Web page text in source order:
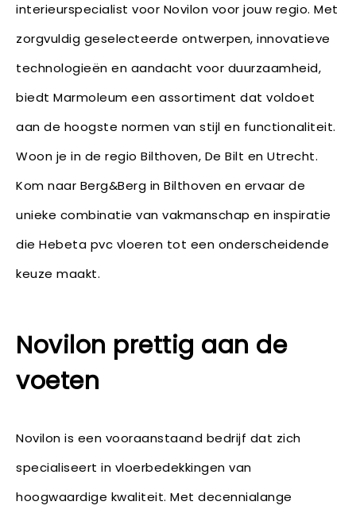
interieurspecialist voor Novilon voor jouw regio. Met
zorgvuldig geselecteerde ontwerpen, innovatieve
technologieën en aandacht voor duurzaamheid,
biedt Marmoleum een assortiment dat voldoet
aan de hoogste normen van stijl en functionaliteit.
Woon je in de regio Bilthoven, De Bilt en Utrecht.
Kom naar Berg&Berg in Bilthoven en ervaar de
unieke combinatie van vakmanschap en inspiratie
die Hebeta pvc vloeren tot een onderscheidende
keuze maakt.
Novilon prettig aan de
voeten
Novilon is een vooraanstaand bedrijf dat zich
specialiseert in vloerbedekkingen van
hoogwaardige kwaliteit. Met decennialange